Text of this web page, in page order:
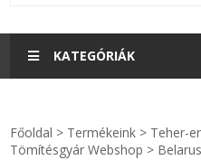
KATEGÓRIÁK
KULCSTARTÓ - KULCSKARIKA
Főoldal > Termékeink > Teher-
Tömítésgyár Webshop >